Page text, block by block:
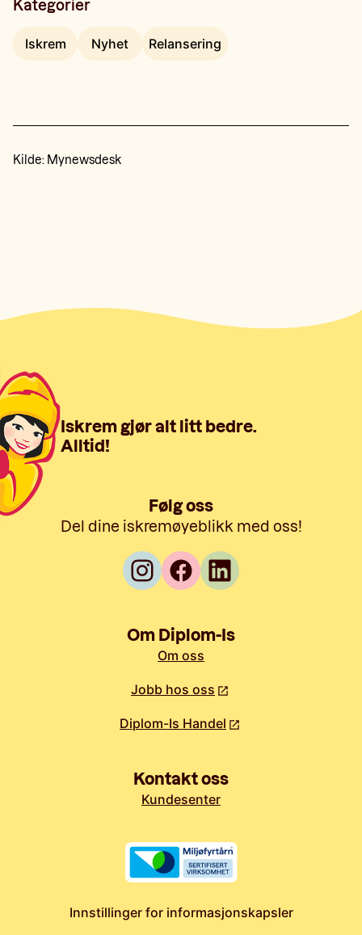
Kategorier
Iskrem Nyhet Relansering
Kilde: Mynewsdesk
Iskrem gjør alt litt bedre.
Alltid!
Følg oss
Del dine iskremøyeblikk med oss!
Om Diplom-Is
Om oss
Jobb hos oss
Diplom-Is Handel
Kontakt oss
Kundesenter
Innstillinger for informasjonskapsler